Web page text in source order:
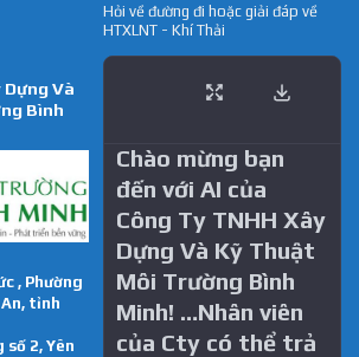
Dựng Và
Bình
, Phường
An, tỉnh
số 2, Yên
Hỏi về đường đi hoặc giải đáp về
HTXLNT - Khí Thải
Chào mừng bạn
đến với AI của
Công Ty TNHH Xây
Dựng Và Kỹ Thuật
Môi Trường Bình
Minh! …Nhân viên
của Cty có thể trả